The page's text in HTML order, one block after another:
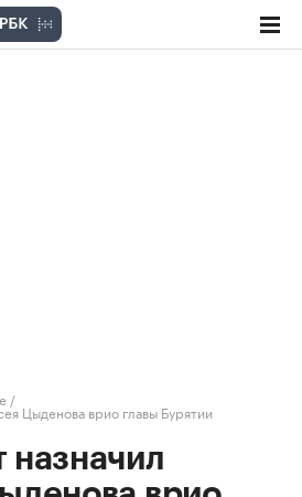
/
Цыденова врио главы Бурятии
назначил